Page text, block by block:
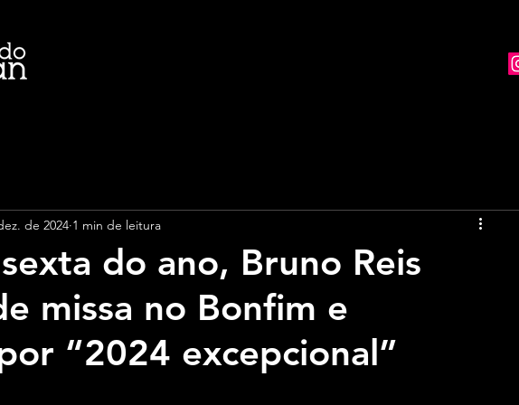
do ano, Bruno Reis
missa no Bonfim e
“2024 excepcional”
de 2024 1 min de leitura